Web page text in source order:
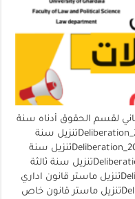
لقسم الحقوق أدناه سنة
أولى ليسانس Deliberation_2024_20251ER LICENCEتنزيل سنة
ثانية ليسانس Deliberation_2024_2025 2EM LICENCEتنزيل سنة
ثالثة خاص Deliberation_2024_2025 3EM PRIVERتنزيل سنة ثالثة
عام Deliberation_2024_2025 3EM PUBLICتنزيل ماستر قانون اداري
Deliberation_2024_2025 MASTER01 ADMتنزيل ماستر قانون خاص